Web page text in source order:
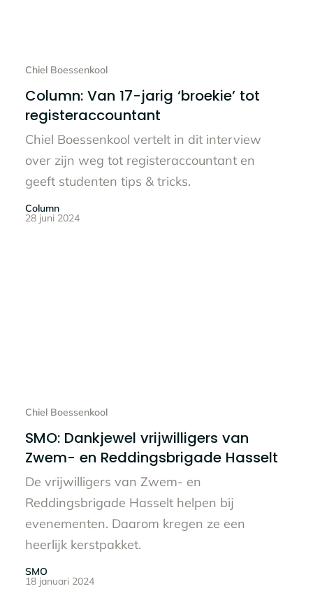
Chiel Boessenkool
Column: Van 17-jarig ‘broekie’ tot
registeraccountant
Chiel Boessenkool vertelt in dit interview
over zijn weg tot registeraccountant en
geeft studenten tips & tricks.
Column
28 juni 2024
Chiel Boessenkool
SMO: Dankjewel vrijwilligers van
Zwem- en Reddingsbrigade Hasselt
De vrijwilligers van Zwem- en
Reddingsbrigade Hasselt helpen bij
evenementen. Daarom kregen ze een
heerlijk kerstpakket.
SMO
18 januari 2024